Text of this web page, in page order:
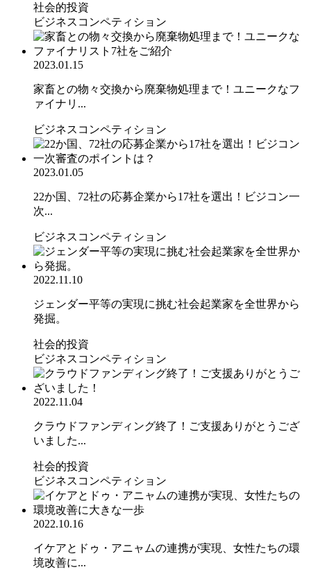
社会的投資
ビジネスコンペティション
2023.01.15
家畜との物々交換から廃棄物処理まで！ユニークなフ
ァイナリ...
ビジネスコンペティション
2023.01.05
22か国、72社の応募企業から17社を選出！ビジコン一
次...
ビジネスコンペティション
2022.11.10
ジェンダー平等の実現に挑む社会起業家を全世界から
発掘。
社会的投資
ビジネスコンペティション
2022.11.04
クラウドファンディング終了！ご支援ありがとうござ
いました...
社会的投資
ビジネスコンペティション
2022.10.16
イケアとドゥ・アニャムの連携が実現、女性たちの環
境改善に...